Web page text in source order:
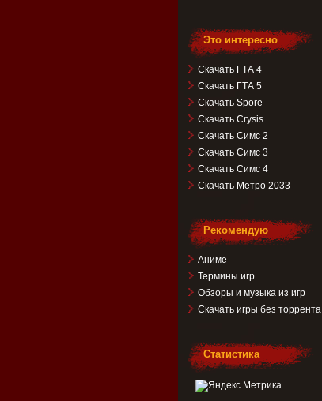
Это интересно
Скачать ГТА 4
Скачать ГТА 5
Скачать Spore
Скачать Crysis
Скачать Симс 2
Скачать Симс 3
Скачать Симс 4
Скачать Метро 2033
Рекомендую
Аниме
Термины игр
Обзоры и музыка из игр
Скачать игры без торрента
Статистика